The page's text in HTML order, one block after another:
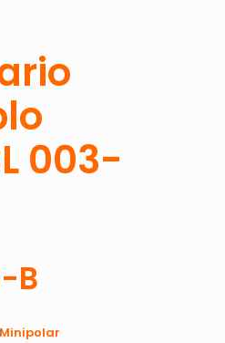
003-
B